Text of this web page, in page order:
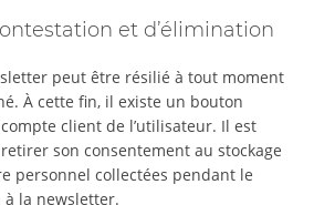
et d’élimination
peut être résilié à tout moment
À cette fin, il existe un bouton
client de l’utilisateur. Il est
son consentement au stockage
personnel collectées pendant le
la newsletter.